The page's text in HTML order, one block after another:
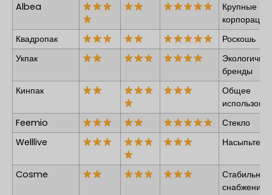
Albea
Крупные
корпорации
Квадропак
Роскошь
Укпак
бренды
Кинпак
Общее
Feemio
Стекло
Welllive
Насыпьте
Cosme
Стабильное
снабжение